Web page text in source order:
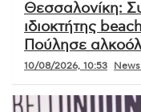
Θεσσαλονίκη:
ιδιοκτήτης
Πούλησε
10/08/2026, 10:53